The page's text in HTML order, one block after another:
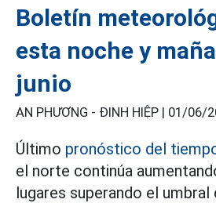
Boletín
esta noche y
junio
AN PHƯƠNG - ĐINH HIỆP | 01/06/
Último pronóstico del
el norte continúa
lugares superando el umbral